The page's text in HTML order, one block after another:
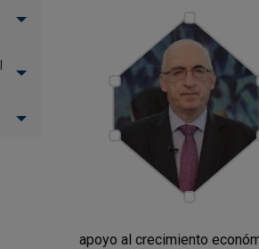
apoyo al crecimiento